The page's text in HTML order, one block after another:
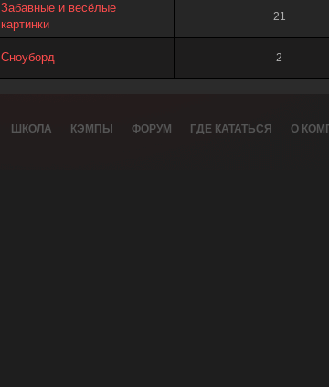
Забавные и весёлые
картинки
21
Сноуборд 2
ШКОЛА КЭМПЫ ФОРУМ ГДЕ КАТАТЬСЯ О